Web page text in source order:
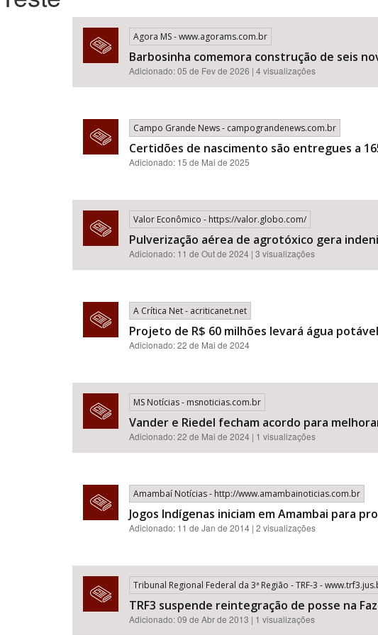
Área de Levantamento
Agora MS - www.agorams.com.br
Barbosinha comemora construção de seis
Adicionado: 05 de Fev de 2026 | 4 visualizações
Campo Grande News - campograndenews.com.br
Certidões de nascimento são entregues a
Adicionado: 15 de Mai de 2025
Valor Econômico - https://valor.globo.com/
Pulverização aérea de agrotóxico gera
Adicionado: 11 de Out de 2024 | 3 visualizações
A Crítica Net - acriticanet.net
Projeto de R$ 60 milhões levará água
Adicionado: 22 de Mai de 2024
MS Notícias - msnoticias.com.br
Vander e Riedel fecham acordo para
Adicionado: 22 de Mai de 2024 | 1 visualizações
Amambaí Notícias - http://www.amambainoticias.com.br
Jogos Indígenas iniciam em Amambai para
Adicionado: 11 de Jan de 2014 | 2 visualizações
Tribunal Regional Federal da 3ª Região - TRF-3 -
TRF3 suspende reintegração de posse na
Adicionado: 09 de Abr de 2013 | 1 visualizações